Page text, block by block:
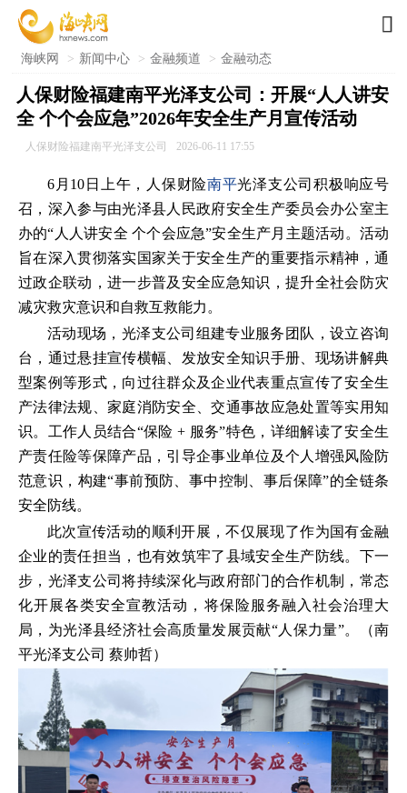

海峡网 > 新闻中心 > 金融频道 > 金融动态
人保财险福建南平光泽支公司：开展“人人讲安
全 个个会应急”2026年安全生产月宣传活动
人保财险福建南平光泽支公司 2026-06-11 17:55
6月10日上午，人保财险南平光泽支公司积极响应号
召，深入参与由光泽县人民政府安全生产委员会办公室主
办的“人人讲安全 个个会应急”安全生产月主题活动。活动
旨在深入贯彻落实国家关于安全生产的重要指示精神，通
过政企联动，进一步普及安全应急知识，提升全社会防灾
减灾救灾意识和自救互救能力。
活动现场，光泽支公司组建专业服务团队，设立咨询
台，通过悬挂宣传横幅、发放安全知识手册、现场讲解典
型案例等形式，向过往群众及企业代表重点宣传了安全生
产法律法规、家庭消防安全、交通事故应急处置等实用知
识。工作人员结合“保险 + 服务”特色，详细解读了安全生
产责任险等保障产品，引导企事业单位及个人增强风险防
范意识，构建“事前预防、事中控制、事后保障”的全链条
安全防线。
此次宣传活动的顺利开展，不仅展现了作为国有金融
企业的责任担当，也有效筑牢了县域安全生产防线。下一
步，光泽支公司将持续深化与政府部门的合作机制，常态
化开展各类安全宣教活动，将保险服务融入社会治理大
局，为光泽县经济社会高质量发展贡献“人保力量”。（南
平光泽支公司 蔡帅哲）